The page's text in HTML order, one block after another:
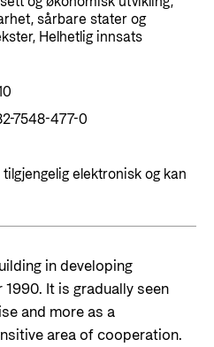
utvikling
for investeringer i
privat sektor
sårbare stater og
Helhetlig innsats
7548-477-0
elektronisk og kan
in developing
It is gradually seen
and more as a
area of cooperation.